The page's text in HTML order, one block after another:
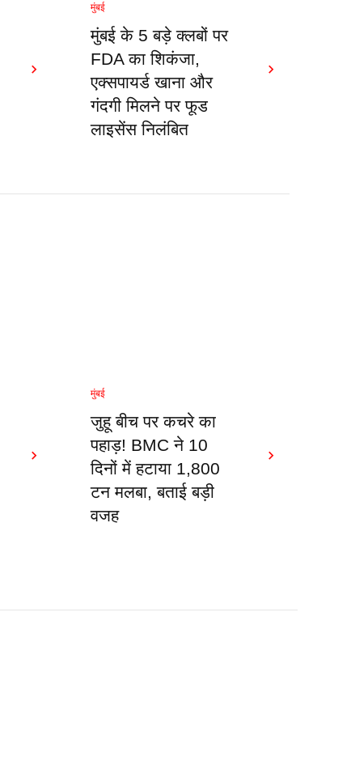
मुंबई
मुंबई के 5 बड़े क्लबों पर
FDA का शिकंजा,
एक्सपायर्ड खाना और
गंदगी मिलने पर फूड
लाइसेंस निलंबित
मुंबई
जुहू बीच पर कचरे का
पहाड़! BMC ने 10
दिनों में हटाया 1,800
टन मलबा, बताई बड़ी
वजह